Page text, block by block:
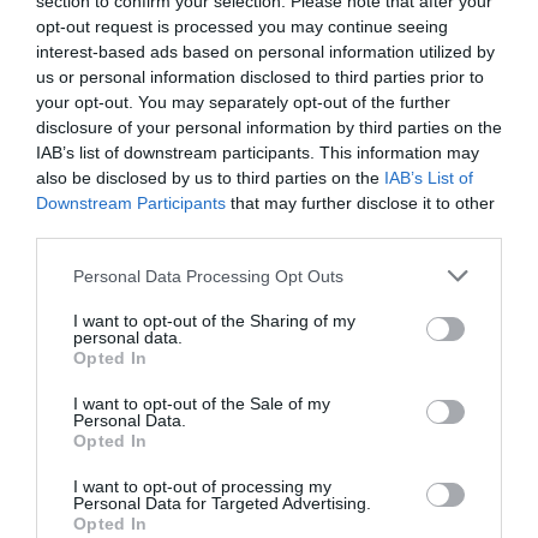
opt-out request is processed you may continue seeing
interest-based ads based on personal information utilized by
us or personal information disclosed to third parties prior to
your opt-out. You may separately opt-out of the further
disclosure of your personal information by third parties on the
IAB’s list of downstream participants. This information may
also be disclosed by us to third parties on the IAB’s List of
Downstream Participants that may further disclose it to other
Personal Data Processing Opt Outs
I want to opt-out of the Sharing of my
personal data.
Opted In
I want to opt-out of the Sale of my
Personal Data.
Opted In
I want to opt-out of processing my
Personal Data for Targeted Advertising.
Opted In
Πολυσύνθετος αριστεροπόδαρος μέσος,με ευχέρεια
να καλύψει όλες τις θέσεις στο μεσοεπιθετικό
κομμάτι, μετακόμισε με την οικογένεια του στη
Γερμανία ακριβώς για να εξελίξει αυτό το ταλέντο στις
καλύτερες δυνατές συνθήκες.
μεταπήδησε στην Γκλάντμπαχ, η
οποία έγινε το τελευταίο σκαλί για την «προαγωγή» του
στον μεγαλύτερο σύλλογο της ευρύτερης περιοχής, την
Αγαπημένη του θέση δηλώνει ότι είναι το “8” και
του είναι μάλλον πιο συμφέρον να επιλέξει την Εθνική
Γερμανίας, δεν βάζει στο ζύγι την αγάπη του για το